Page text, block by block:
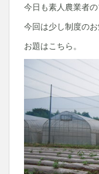
今日も素人農業者
今回は少し制度のお
お題はこちら。